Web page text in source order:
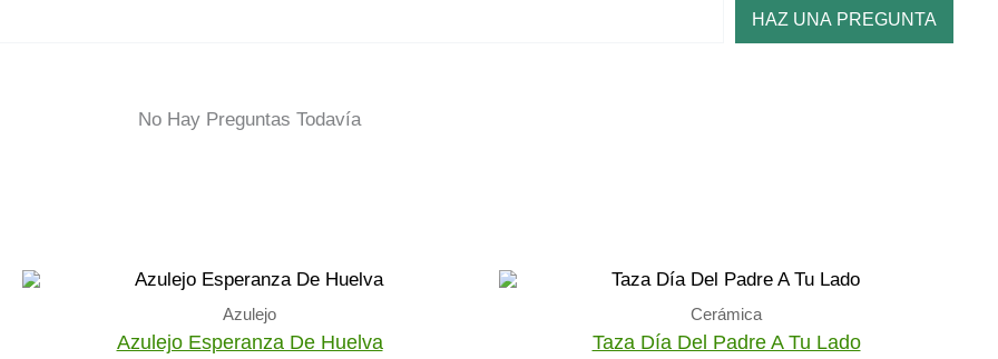
HAZ UNA PREGUNTA
No Hay Preguntas Todavía
Azulejo
Azulejo Esperanza De Huelva
Cerámica
Taza Día Del Padre A Tu Lado